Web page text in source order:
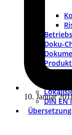
Doku-
DIN EN
Übersetzung
10. Januar